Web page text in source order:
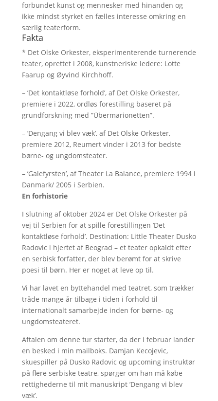
forbundet kunst og mennesker med hinanden og
ikke mindst styrket en fælles interesse omkring en
særlig teaterform.
Fakta
* Det Olske Orkester, eksperimenterende turnerende
teater, oprettet i 2008, kunstneriske ledere: Lotte
Faarup og Øyvind Kirchhoff.
– ’Det kontaktløse forhold’, af Det Olske Orkester,
premiere i 2022, ordløs forestilling baseret på
grundforskning med ”Übermarionetten”.
– ’Dengang vi blev væk’, af Det Olske Orkester,
premiere 2012, Reumert vinder i 2013 for bedste
børne- og ungdomsteater.
– ’Galefyrsten’, af Theater La Balance, premiere 1994 i
Danmark/ 2005 i Serbien.
En forhistorie
I slutning af oktober 2024 er Det Olske Orkester på
vej til Serbien for at spille forestillingen ’Det
kontaktløse forhold’. Destination: Little Theater Dusko
Radovic i hjertet af Beograd – et teater opkaldt efter
en serbisk forfatter, der blev berømt for at skrive
poesi til børn. Her er noget at leve op til.
Vi har lavet en byttehandel med teatret, som trækker
tråde mange år tilbage i tiden i forhold til
internationalt samarbejde inden for børne- og
ungdomsteateret.
Aftalen om denne tur starter, da der i februar lander
en besked i min mailboks. Damjan Kecojevic,
skuespiller på Dusko Radovic og upcoming instruktør
på flere serbiske teatre, spørger om han må købe
rettighederne til mit manuskript ’Dengang vi blev
væk’.